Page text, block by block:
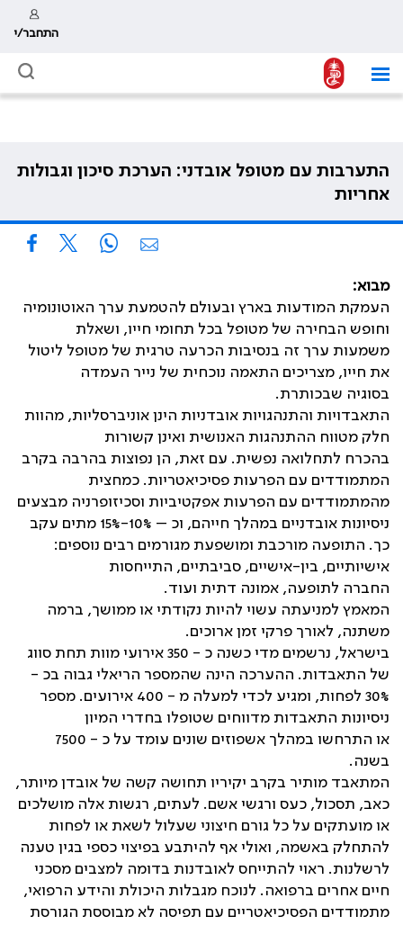
התחבר/י
התערבות עם מטופל אובדני: הערכת סיכון וגבולות
אחריות
מבוא:‏
העמקת המודעות בארץ ובעולם להטמעת ערך האוטונומיה
וחופש הבחירה של מטופל בכל תחומי חייו, ושאלת
משמעות ערך זה בנסיבות הכרעה טרגית של מטופל ליטול
את חייו, מצריכים התאמה נוכחית של נייר העמדה
בסוגיה שבכותרת.‏
‫התאבדויות והתנהגויות אובדניות הינן אוניברסליות, מהוות
חלק מטווח ההתנהגות האנושית ואינן קשורות
בהכרח לתחלואה נפשית. עם זאת, הן נפוצות בהרבה בקרב
המתמודדים עם הפרעות פסיכיאטריות. כמחצית
מהמתמודדים עם הפרעות אפקטיביות וסכיזופרניה מבצעים
ניסיונות אובדניים במהלך חייהם, וכ –‏ 10%-15% מתים עקב
כך. התופעה מורכבת ומושפעת מגורמים רבים נוספים:
אישיותיים, בין-אישיים, סביבתיים, התייחסות
החברה לתופעה, אמונה דתית ועוד.
המאמץ למניעתה עשוי להיות נקודתי או ממושך, ברמה
משתנה, לאורך פרקי זמן ארוכים.‏
בישראל, נרשמים מדי כשנה כ - 350 אירועי מוות תחת סווג
של התאבדות. ההערכה הינה שהמספר הריאלי גבוה בכ -
30% לפחות, ומגיע לכדי למעלה מ - 400 אירועים. מספר
ניסיונות התאבדות מדווחים שטופלו בחדרי המיון
או התרחשו במהלך אשפוזים שונים עומד על כ - 7500
בשנה.‏
המתאבד מותיר בקרב יקיריו תחושה קשה של אובדן מיותר,
כאב, תסכול, כעס ורגשי אשם. לעתים, רגשות אלה מושלכים
או מועתקים על כל גורם חיצוני שעלול לשאת או לפחות
להתחלק באשמה, ואולי אף להיתבע בפיצוי כספי בגין טענה
לרשלנות. ראוי להתייחס לאובדנות בדומה למצבים מסכני
חיים אחרים ברפואה. לנוכח מגבלות היכולת והידע הרפואי,
מתמודדים הפסיכיאטריים עם תפיסה לא מבוססת הגורסת